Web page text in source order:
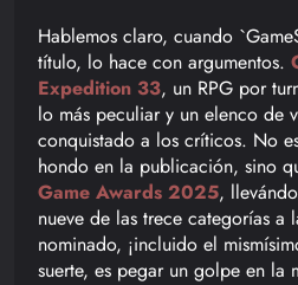
Hablemos claro, cuando
título, lo hace con argumentos.
Expedition 33, un RPG por
lo más peculiar y un elenco de
conquistado a los críticos. No
hondo en la publicación, sino
Game Awards 2025,
nueve de las trece categorías a
nominado, ¡incluido el
suerte, es pegar un golpe en la